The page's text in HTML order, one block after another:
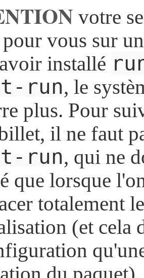
votre
vous sur
installé
run, le
plus. Pour
il ne faut
run, qui ne
que lorsque
totalement
(et cela